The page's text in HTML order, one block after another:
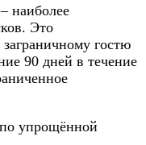
наиболее
Это
гостю
90 дней в течение
упрощённой